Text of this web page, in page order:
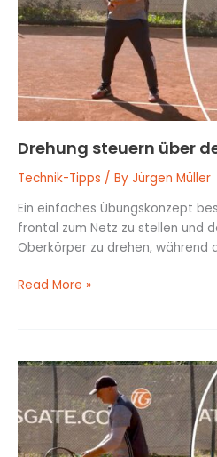
Drehung steuern über
Technik-Tipps / By Jürgen Müller
Ein einfaches Übungskonzept
frontal zum Netz zu stellen und
Oberkörper zu drehen, während
frontalen
Stand
Read More »
Von
rechts
den
Stand
etwas